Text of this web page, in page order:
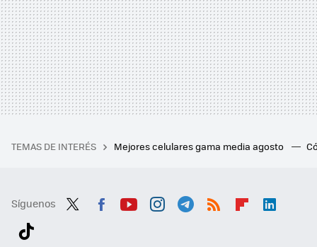
TEMAS DE INTERÉS Mejores celulares gama media agosto
Síguenos